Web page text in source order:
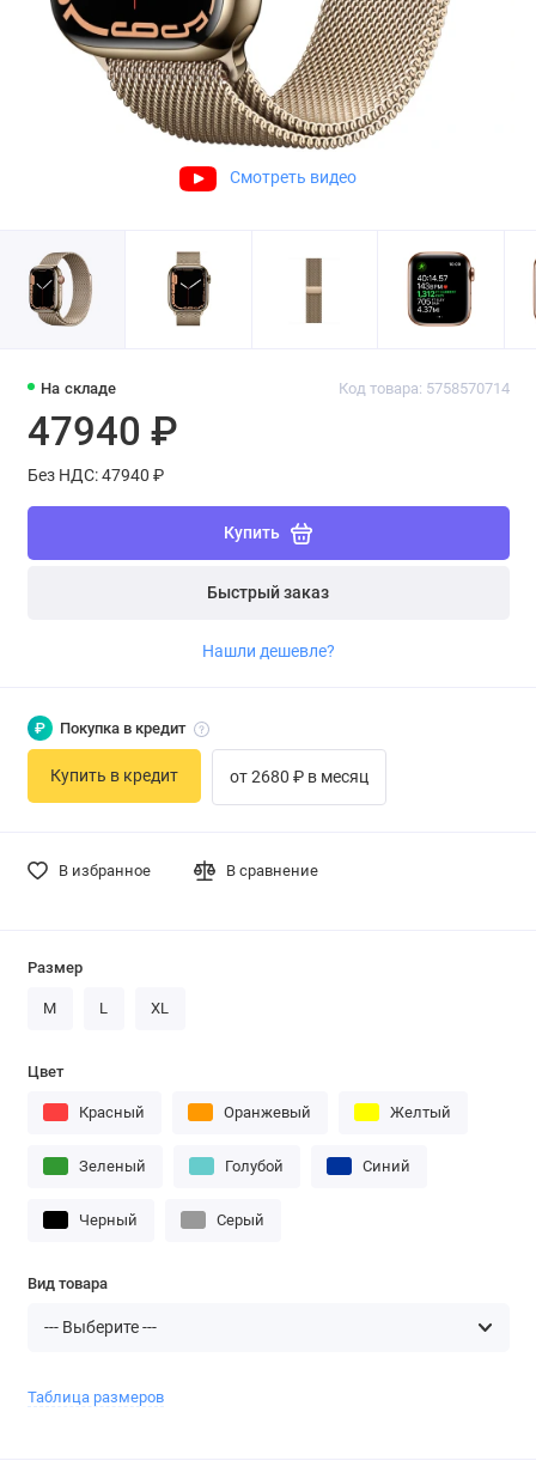
Смотреть видео
На складе Код товара: 5758570714
47940 ₽
Без НДС: 47940 ₽
Купить
Быстрый заказ
Нашли дешевле?
В избранное В сравнение
Размер
M L XL
Цвет
Красный Оранжевый Желтый
Зеленый Голубой Синий
Черный Серый
Вид товара
Таблица размеров
₽ Покупка в кредит
Купить в кредит от 2680 ₽ в месяц